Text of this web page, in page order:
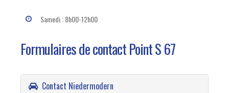
Samedi : 8h00-12h00
Formulaires de contact Point S 67
Contact Niedermodern